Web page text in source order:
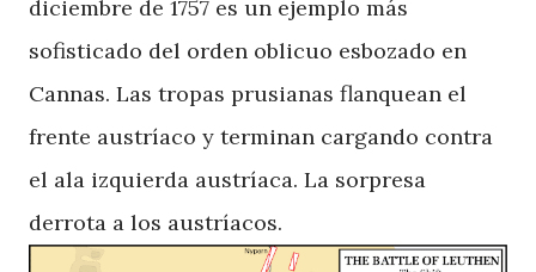
diciembre de 1757 es un ejemplo más
sofisticado del orden oblicuo esbozado en
Cannas. Las tropas prusianas flanquean el
frente austríaco y terminan cargando contra
el ala izquierda austríaca. La sorpresa
derrota a los austríacos.